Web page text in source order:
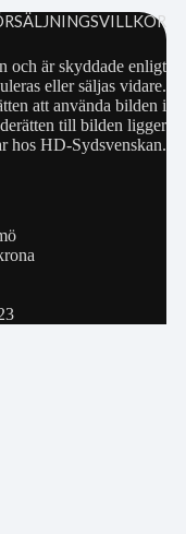
och är skyddade enligt
eller säljas vidare.
att använda bilden i
till bilden ligger
hos HD-Sydsvenskan.